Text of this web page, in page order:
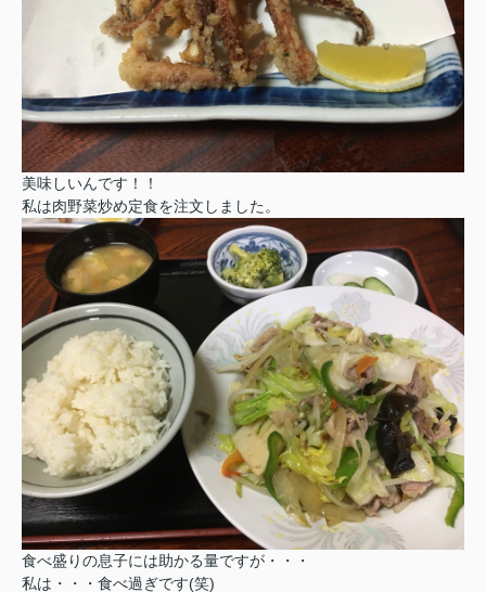
美味しいんです！！
私は肉野菜炒め定食を注文しました。
食べ盛りの息子には助かる量ですが・・・
私は・・・食べ過ぎです(笑)